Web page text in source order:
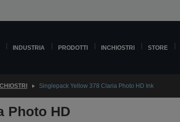
INDUSTRIA PRODOTTI INCHIOSTRI STORE
Singlepack Yellow 378 Claria Photo HD Ink
Photo HD